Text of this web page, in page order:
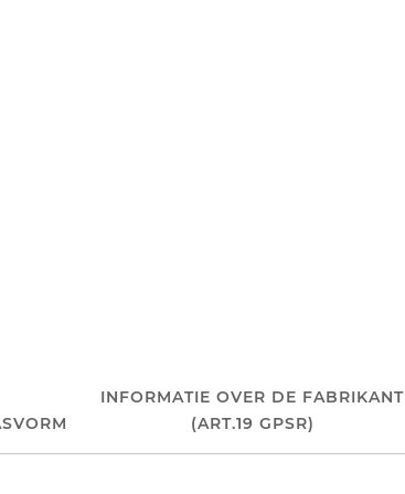
INFORMATIE OVER DE FABRIKANT
(ART.19 GPSR)